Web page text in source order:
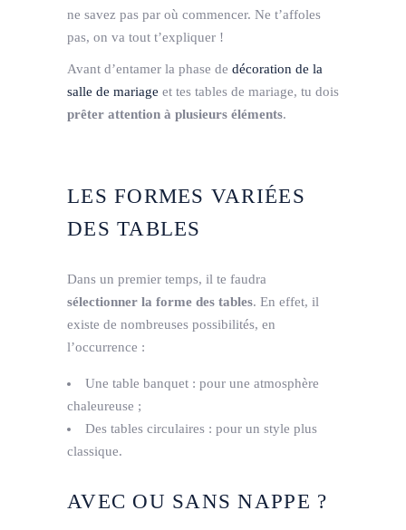
ne savez pas par où commencer. Ne t’affoles
pas, on va tout t’expliquer !
Avant d’entamer la phase de décoration de la
salle de mariage et tes tables de mariage, tu dois
prêter attention à plusieurs éléments.
LES FORMES VARIÉES
DES TABLES
Dans un premier temps, il te faudra
sélectionner la forme des tables. En effet, il
existe de nombreuses possibilités, en
l’occurrence :
Une table banquet : pour une atmosphère
chaleureuse ;
Des tables circulaires : pour un style plus
classique.
AVEC OU SANS NAPPE ?